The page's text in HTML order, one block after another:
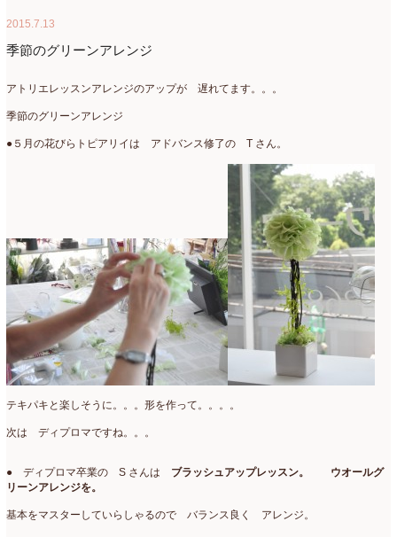
2015.7.13
季節のグリーンアレンジ
アトリエレッスンアレンジのアップが 遅れてます。。。
季節のグリーンアレンジ
●５月の花びらトピアリイは アドバンス修了の T さん。
テキパキと楽しそうに。。。形を作って。。。。
次は ディプロマですね。。。
● ディプロマ卒業の S さんは ブラッシュアップレッスン。 ウオールグ
リーンアレンジを。
基本をマスターしていらしゃるので バランス良く アレンジ。